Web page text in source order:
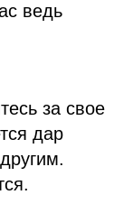
ведь
за свое
дар